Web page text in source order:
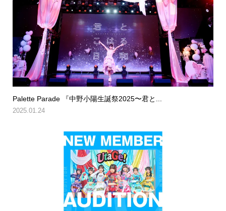
Palette Parade 『中野小陽生誕祭2025〜君と...
2025.01.24